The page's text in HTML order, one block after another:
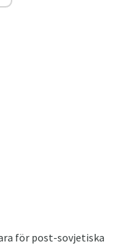
för post-sovjetiska